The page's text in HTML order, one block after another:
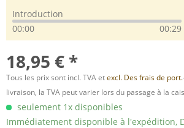
Introduction
00:00
00:29
18,95 € *
Tous les prix sont incl. TVA etexcl. Des frais de port.
livraison, la TVA peut varier lors du passage à la
seulement 1x disponibles
Immédiatement disponible à l'expédition,